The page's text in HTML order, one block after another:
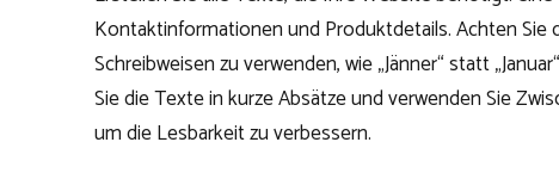
Kontaktinformationen und Produktdetails. Achten Sie
Schreibweisen zu verwenden, wie „Jänner“ statt
Sie die Texte in kurze Absätze und verwenden Sie
um die Lesbarkeit zu verbessern.